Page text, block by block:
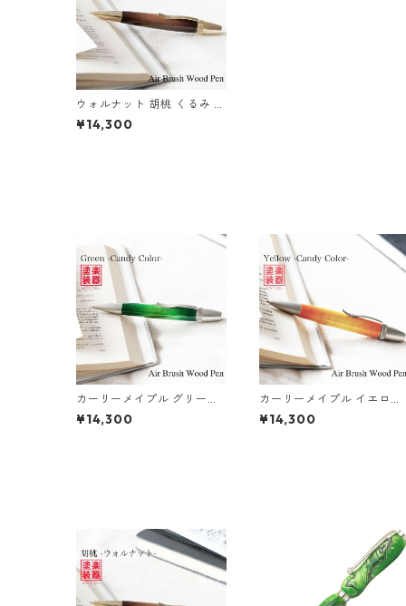
ウォルナット 胡桃 くるみ ギ
ター塗装 Air Brush 木のボ
ールペン パーカータイプ TG
¥14,300
カーリーメイプル グリーン
ギター塗装 Air Brush 木の
ボールペン パーカータイプ
¥14,300
カーリーメイプル イエロー
ギター塗装 Air Brush 木の
ボールペン パーカータイプ
¥14,300